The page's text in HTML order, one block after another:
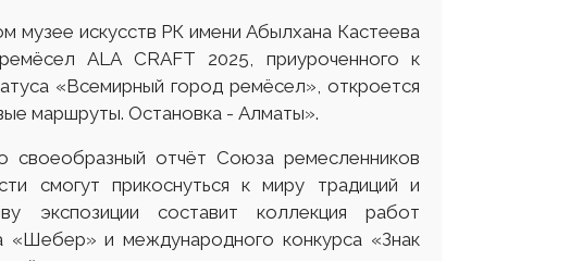
музее искусств РК имени Абылхана Кастеева
ALA CRAFT 2025, приуроченного к
«Всемирный город ремёсел», откроется
маршруты. Остановка - Алматы».
отчёт Союза ремесленников
смогут прикоснуться к миру традиций и
экспозиции составит коллекция работ
«Шебер» и международного конкурса «Знак